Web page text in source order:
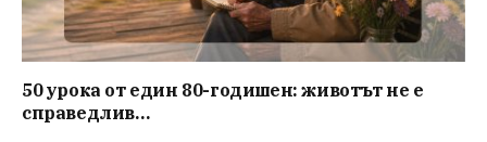
50 урока от един 80-годишен: животът не е
справедлив…